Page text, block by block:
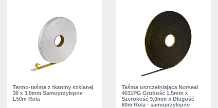
Termo-taśma z tkaniny szklanej
30 x 3,0mm Samoprzylepne
L50m Rola
Taśma uszczelniająca Norseal
4031PG Grubość 1,5mm x
Szerokość 9,0mm x Długość
60m Rola - samoprzylepne